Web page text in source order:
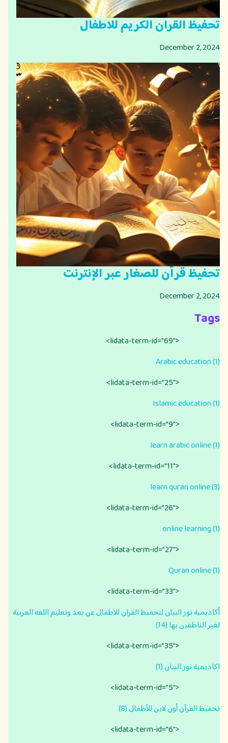
تحفيظ القران الكريم للاطفال
December 2, 2024
تحفيظ قرآن للصغار عبر الإنترنت
December 2, 2024
Tags
<lidata-term-id=”69″>
Arabic education (1)
<lidata-term-id=”25″>
Islamic education (1)
<lidata-term-id=”9″>
learn arabic online (1)
<lidata-term-id=”11″>
learn quran online (3)
<lidata-term-id=”26″>
online learning (1)
<lidata-term-id=”27″>
Quran online (1)
<lidata-term-id=”33″>
أكاديمية نور البيان لتحفيظ القران للاطفال عن بعد وتعليم اللغه العربية
لغير الناطقين بها (14)
<lidata-term-id=”35″>
اكاديمية نور البيان (1)
<lidata-term-id=”5″>
تحفيظ القرآن أون لاين للأطفال (8)
<lidata-term-id=”6″>